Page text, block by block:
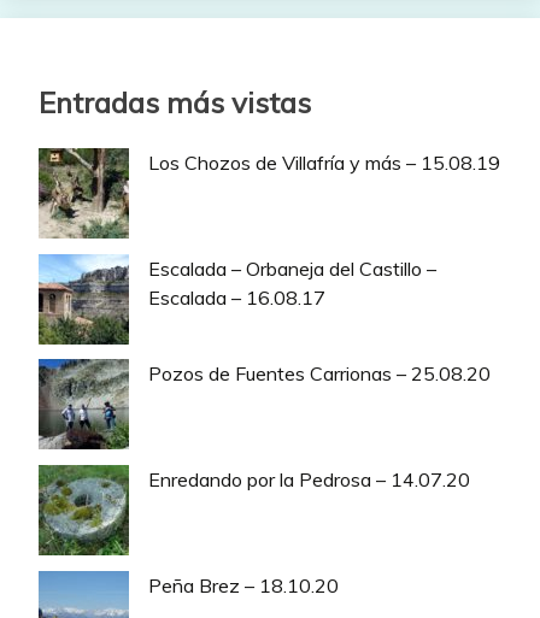
Entradas más vistas
Los Chozos de Villafría y más – 15.08.19
Escalada – Orbaneja del Castillo –
Escalada – 16.08.17
Pozos de Fuentes Carrionas – 25.08.20
Enredando por la Pedrosa – 14.07.20
Peña Brez – 18.10.20